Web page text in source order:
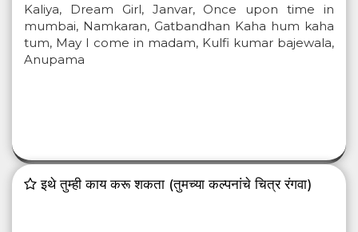
Kaliya, Dream Girl, Janvar, Once upon time in
mumbai, Namkaran, Gatbandhan Kaha hum kaha
tum, May I come in madam, Kulfi kumar bajewala,
Anupama
इथे तुम्ही काय करू शकता (तुमच्या कल्पनांचे चित्र रंगवा)